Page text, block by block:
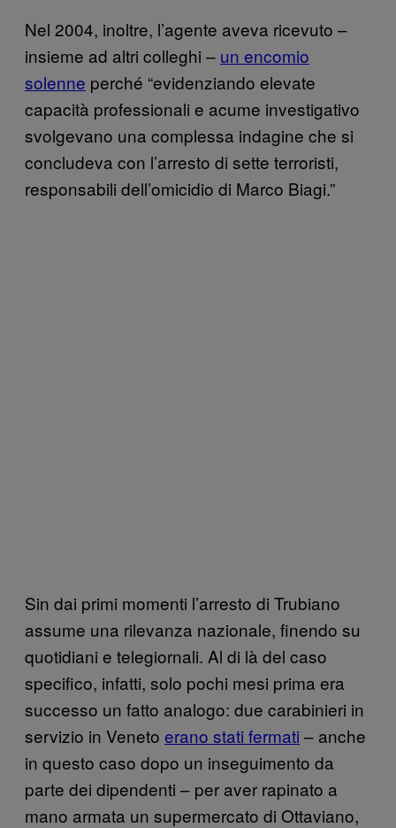
Nel 2004, inoltre, l’agente aveva ricevuto –
insieme ad altri colleghi – un encomio
solenne perché “evidenziando elevate
capacità professionali e acume investigativo
svolgevano una complessa indagine che si
concludeva con l’arresto di sette terroristi,
responsabili dell’omicidio di Marco Biagi.”
Sin dai primi momenti l’arresto di Trubiano
assume una rilevanza nazionale, finendo su
quotidiani e telegiornali. Al di là del caso
specifico, infatti, solo pochi mesi prima era
successo un fatto analogo: due carabinieri in
servizio in Veneto erano stati fermati – anche
in questo caso dopo un inseguimento da
parte dei dipendenti – per aver rapinato a
mano armata un supermercato di Ottaviano,